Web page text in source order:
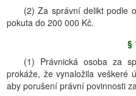
(2) Za správní delikt podle
pokuta do 200 000 Kč.
§
(1) Právnická osoba za
prokáže, že vynaložila veškeré
aby porušení právní povinnosti